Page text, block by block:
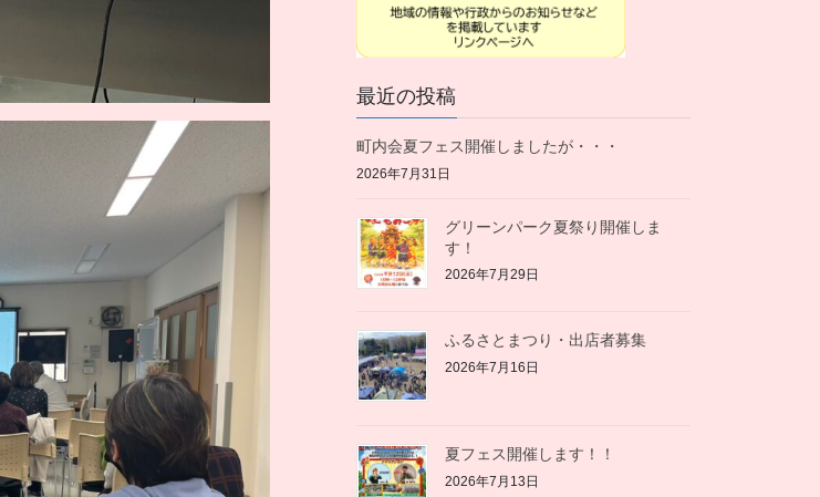
最近の投稿
町内会夏フェス開催しましたが・・・
2026年7月31日
グリーンパーク夏祭り開催しま
す！
2026年7月29日
ふるさとまつり・出店者募集
2026年7月16日
夏フェス開催します！！
2026年7月13日